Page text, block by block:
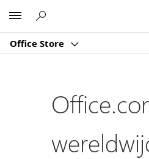
Office Store